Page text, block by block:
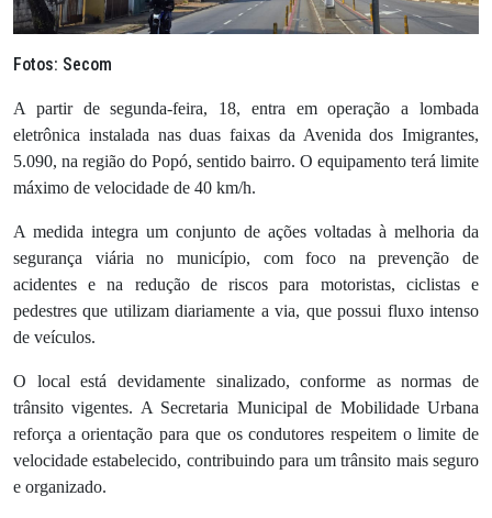
Fotos: Secom
A partir de segunda-feira, 18, entra em operação a lombada
eletrônica instalada nas duas faixas da Avenida dos Imigrantes,
5.090, na região do Popó, sentido bairro. O equipamento terá limite
máximo de velocidade de 40 km/h.
A medida integra um conjunto de ações voltadas à melhoria da
segurança viária no município, com foco na prevenção de
acidentes e na redução de riscos para motoristas, ciclistas e
pedestres que utilizam diariamente a via, que possui fluxo intenso
de veículos.
O local está devidamente sinalizado, conforme as normas de
trânsito vigentes. A Secretaria Municipal de Mobilidade Urbana
reforça a orientação para que os condutores respeitem o limite de
velocidade estabelecido, contribuindo para um trânsito mais seguro
e organizado.